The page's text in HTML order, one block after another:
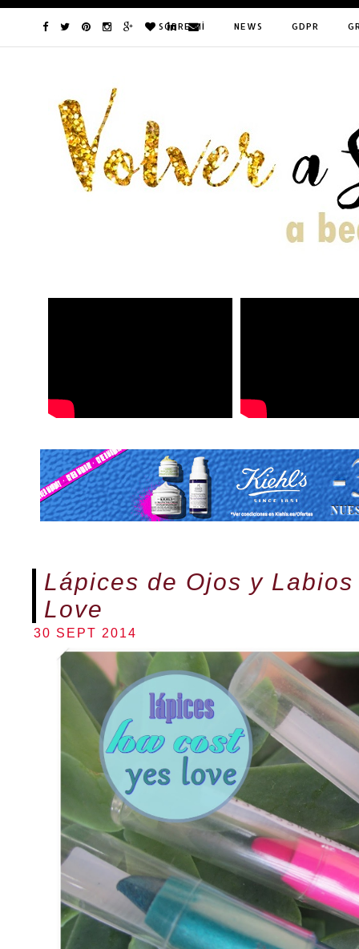
SOBRE MÍ NEWS GDPR
Lápices de Ojos y
Love
30 SEPT 2014